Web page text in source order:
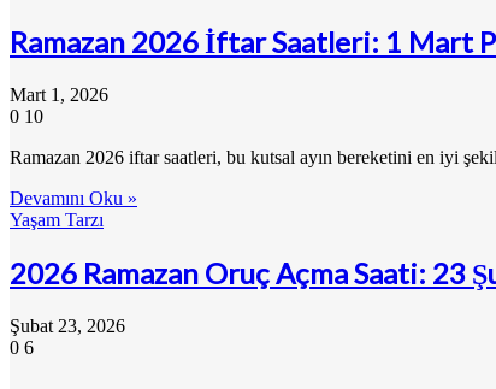
Ramazan 2026 İftar Saatleri: 1 Mart
Mart 1, 2026
0 10
Ramazan 2026 iftar saatleri, bu kutsal ayın bereketini en iyi
Devamını Oku »
Yaşam Tarzı
2026 Ramazan Oruç Açma Saati: 23
Şubat 23, 2026
0 6